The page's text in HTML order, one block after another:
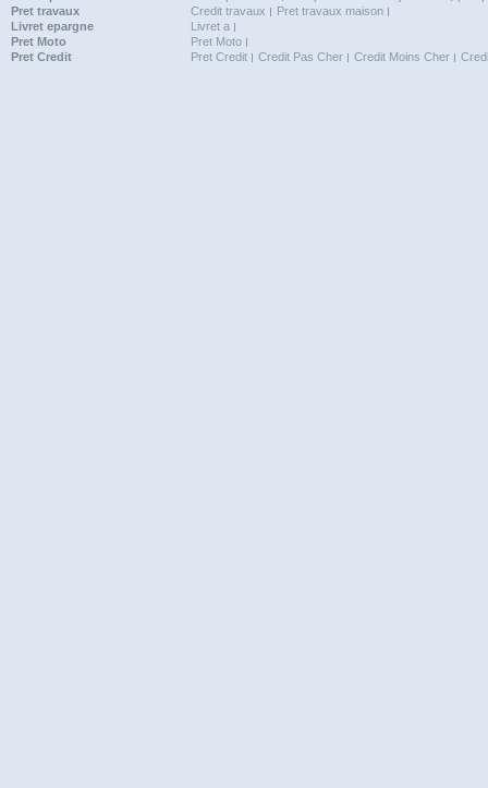
Pret travaux
Credit travaux
Pret travaux maison
Livret epargne
Livret a
Pret Moto
Pret Moto
Pret Credit
Pret Credit Credit Pas Cher Credit Moins Cher